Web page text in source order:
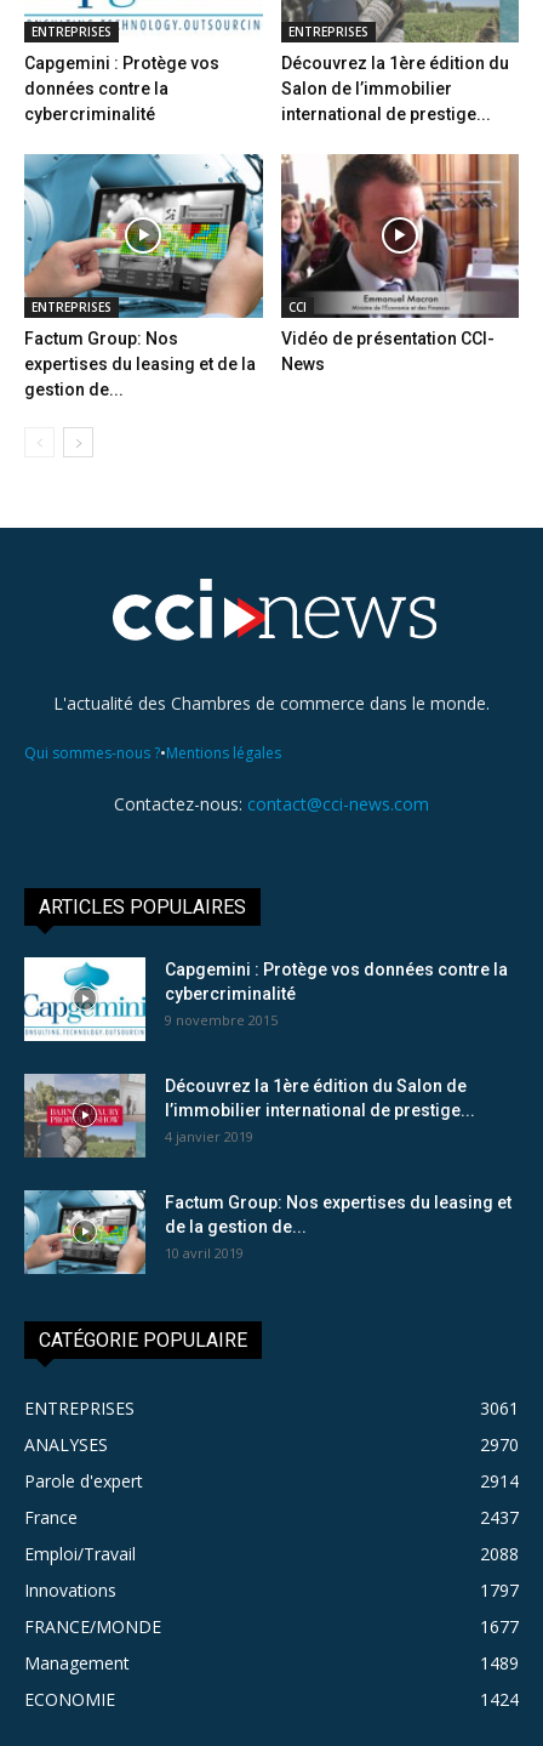
ENTREPRISES
Capgemini : Protège vos
données contre la
cybercriminalité
ENTREPRISES
Découvrez la 1ère édition du
Salon de l’immobilier
international de prestige...
ENTREPRISES
Factum Group: Nos
expertises du leasing et de la
gestion de...
CCI
Vidéo de présentation CCI-
News
L'actualité des Chambres de commerce dans le monde.
Qui sommes-nous ?•Mentions légales
Contactez-nous: contact@cci-news.com
ARTICLES POPULAIRES
Capgemini : Protège vos données contre la
cybercriminalité
9 novembre 2015
Découvrez la 1ère édition du Salon de
l’immobilier international de prestige...
4 janvier 2019
Factum Group: Nos expertises du leasing et
de la gestion de...
10 avril 2019
CATÉGORIE POPULAIRE
ENTREPRISES
3061
ANALYSES
2970
Parole d'expert
2914
France
2437
Emploi/Travail
2088
Innovations
1797
FRANCE/MONDE
1677
Management
1489
ECONOMIE
1424